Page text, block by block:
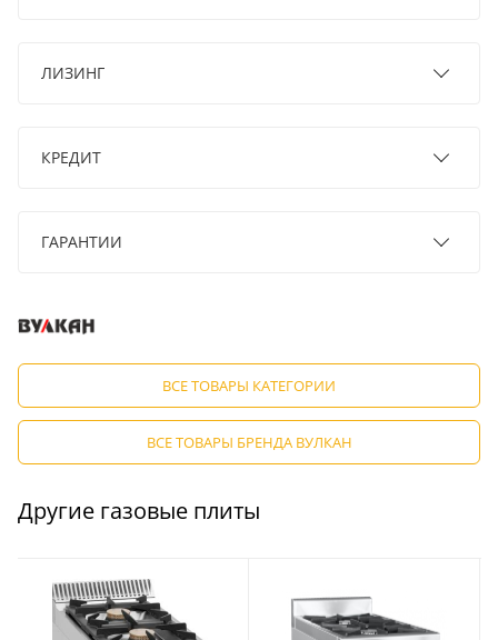
ЛИЗИНГ
КРЕДИТ
ГАРАНТИИ
ВСЕ ТОВАРЫ КАТЕГОРИИ
ВСЕ ТОВАРЫ БРЕНДА ВУЛКАН
Другие газовые плиты